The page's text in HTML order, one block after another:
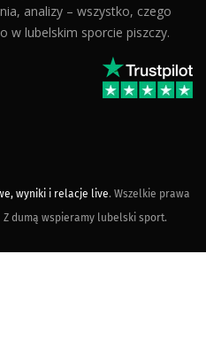
analizy – wszystko, czego
w lubelskim sporcie piszczy.
wyniki i relacje live. Wszelkie prawa
Z dumą wspieramy lubelski sport.